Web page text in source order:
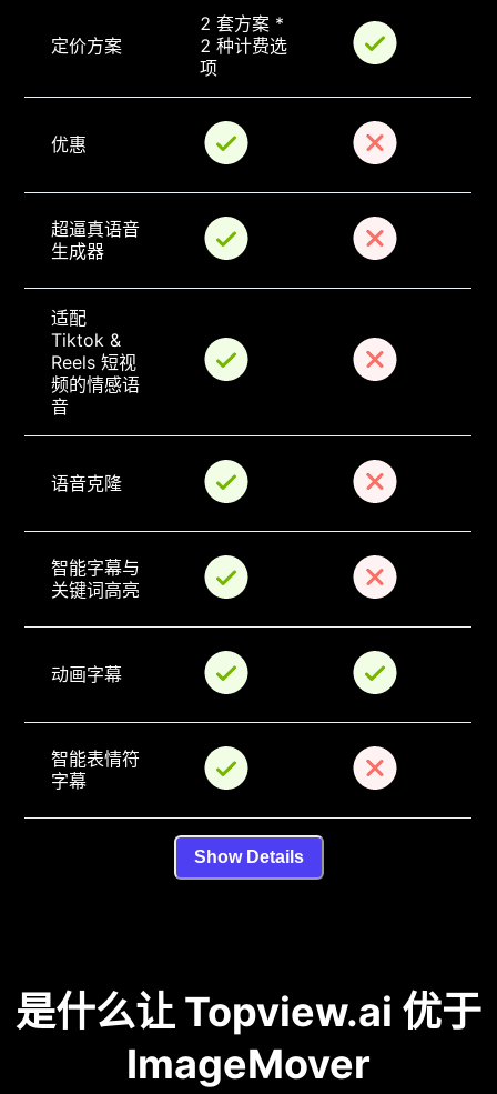
定价方案
2 套方案 *
2 种计费选
项
优惠
超逼真语音
生成器
适配
Tiktok &
Reels 短视
频的情感语
音
语音克隆
智能字幕与
关键词高亮
动画字幕
智能表情符
字幕
Show Details
是什么让 Topview.ai 优于
ImageMover